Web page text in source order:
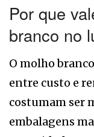
Por que
branco no
O molho
entre custo e
costumam ser
embalagens